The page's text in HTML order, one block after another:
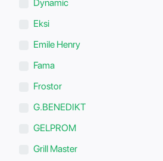
Dynamic
Eksi
Emile Henry
Fama
Frostor
G.BENEDIKT
GELPROM
Grill Master